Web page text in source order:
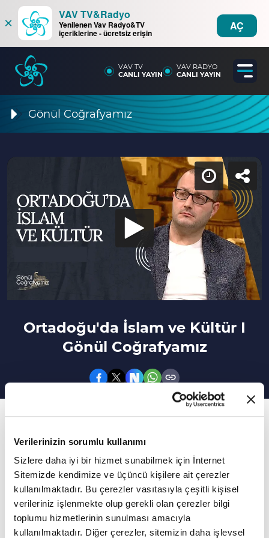
Verilerinizin sorumlu kullanımı
Sizlere daha iyi bir hizmet sunabilmek için İnternet
Sitemizde kendimize ve üçüncü kişilere ait çerezler
kullanılmaktadır. Bu çerezler vasıtasıyla çeşitli kişisel
verileriniz işlenmekte olup gerekli olan çerezler bilgi
toplumu hizmetlerinin sunulması amacıyla
kullanılmaktadır. Diğer çerezler, sitemizin daha işlevsel
×
VAV TV&Radyo
Yenilenen Vav Radyo&TV
içeriklerine - ücretsiz erişin
AÇ
VAV TV
CANLI YAYIN
VAV RADYO
CANLI YAYIN
Gönül Coğrafyamız
Ortadoğu'da İslam ve Kültür I
Gönül Coğrafyamız
40. Bölüm
Ortadoğu'yu tarihsel olarak tehdit ettiği
düşünülen unsurlar nelerdir?
Gönül Coğrafyamız'da bu hafta "Ortadoğu'da
Tarih Süreç" konuşuldu. Gönül Coğrafyamız'a
bu hafta Müzisyen Alaa Alkhatip konuk oldu.